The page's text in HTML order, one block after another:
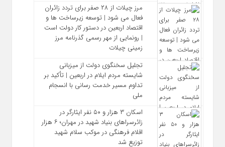
مرز چیلات از ۲۸ صفر برای تردد زائران
فعال می‌ شود | توسعه زیرساخت‌ ها و
اقتصاد اربعین در دستور کار دولت است
| رونمایی از مهر رسمی گذرنامه مرز
زمینی چیلات
تجلیل سخنگوی دولت از میزبانی
شایسته مردم ایلام در اربعین | تأکید بر
تداوم مسیر خدمت‌ رسانی با انسجام
ملی
اسکان ۳ هزار و ۵۰ نفر ایثارگر در
زائرسراهای بنیاد شهید در مهران؛ ۶ هزار
اقلام فرهنگی در موکب سلام شهید
توزیع شد